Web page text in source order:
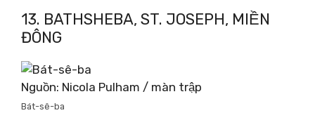
13. BATHSHEBA, ST. JOSEPH, MIỀN
ĐÔNG
Nguồn: Nicola Pulham / màn trập
Bát-sê-ba